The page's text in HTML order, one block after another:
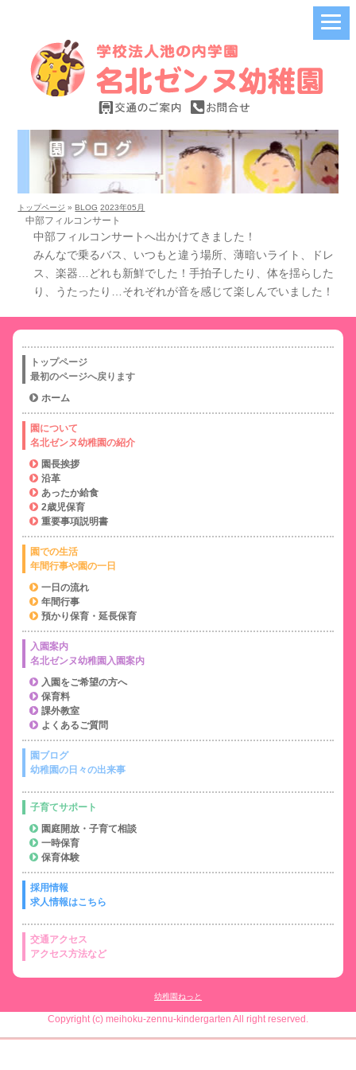
トップページ »BLOG 2023年05月
中部フィルコンサート
中部フィルコンサートへ出かけてきました！
みんなで乗るバス、いつもと違う場所、薄暗いライト、ドレ
ス、楽器…どれも新鮮でした！手拍子したり、体を揺らした
り、うたったり…それぞれが音を感じて楽しんでいました！
トップページ
最初のページへ戻ります
ホーム
園について
名北ゼンヌ幼稚園の紹介
園長挨拶
沿革
あったか給食
2歳児保育
重要事項説明書
園での生活
年間行事や園の一日
一日の流れ
年間行事
預かり保育・延長保育
入園案内
名北ゼンヌ幼稚園入園案内
入園をご希望の方へ
保育料
課外教室
よくあるご質問
園ブログ
幼稚園の日々の出来事
子育てサポート
園庭開放・子育て相談
一時保育
保育体験
採用情報
求人情報はこちら
交通アクセス
アクセス方法など
幼稚園ねっと
Copyright (c) meihoku-zennu-kindergarten All right reserved.